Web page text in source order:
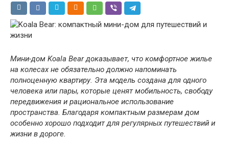
Мини-дом Koala Bear доказывает, что комфортное жилье
на колесах не обязательно должно напоминать
полноценную квартиру. Эта модель создана для одного
человека или пары, которые ценят мобильность, свободу
передвижения и рациональное использование
пространства. Благодаря компактным размерам дом
особенно хорошо подходит для регулярных путешествий и
жизни в дороге.